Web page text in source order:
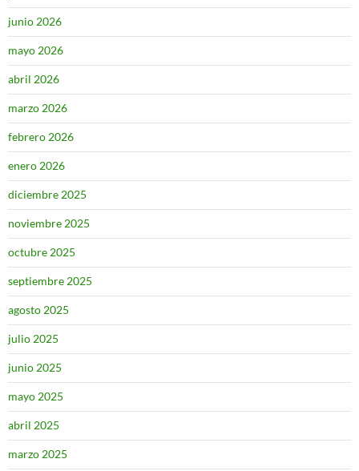
junio 2026
mayo 2026
abril 2026
marzo 2026
febrero 2026
enero 2026
diciembre 2025
noviembre 2025
octubre 2025
septiembre 2025
agosto 2025
julio 2025
junio 2025
mayo 2025
abril 2025
marzo 2025